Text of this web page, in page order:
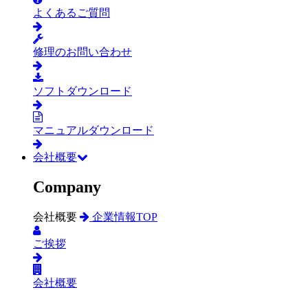
よくあるご質問
修理のお問い合わせ
ソフトダウンロード
マニュアルダウンロード
会社概要
Company
会社概要 企業情報TOP
ご挨拶
会社概要